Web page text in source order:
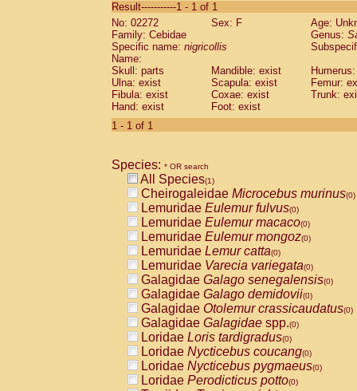
CebidaeSaguinus labiatus(0)
Cebidae Saguinus leucopus (0)
Cebidae
CebidaeSaguinus mystax
Cebidae Saguinus nigricollis (1)
Cebidae Saguinus oedipus
Cebidae Saguinus weddelli
Cebidae Saguinusspp.
Cebidae
CebidaeCebus capucinus
CebidaeCebus nigrivittatus
CebidaeCebus spp.(0)
CebidaeSaimiri boliviensis(0)
CebidaeSaimiri sciureus(0)
AtelidaeAlouatta caraya(0)
AtelidaeAlouatta fusca(0)
AtelidaeAlouatta seniculus(0)
AtelidaeAlouattaspp.(0)
AtelidaeAteles belzebuth(0)
AtelidaeAteles geoffroyi(0)
AtelidaeAteles paniscus(0)
AtelidaeAtelesspp.(0)
AtelidaeLagothrix lagothricha(0)
AtelidaeLagothrix lagothricha cana
PitheciidaeCacajao calvus
Result-----------1 - 1 of 1
No: 02272
Sex: F
Age:
Family: Cebidae
Genus:
Specific name: nigricollis
Name:
Skull: parts
Mandible: exist
Ulna: exist
Scapula: exist
Femur:
Fibula: exist
Coxae: exist
Trunk:
Hand: exist
Foot: exist
1 - 1 of 1
Species: * OR search
All Species(1)
Cheirogaleidae Microcebus murinus(0)
Lemuridae Eulemur fulvus(0)
Lemuridae Eulemur macaco(0)
Lemuridae Eulemur mongoz(0)
Lemuridae Lemur catta(0)
Lemuridae Varecia variegata(0)
Galagidae Galago senegalensis(0)
Galagidae Galago demidovii(0)
Galagidae Otolemur crassicaudatus(0)
Galagidae Galagidae spp.(0)
Loridae Loris tardigradus(0)
Loridae Nycticebus coucang(0)
Loridae Nycticebus pygmaeus(0)
Loridae Perodicticus potto(0)